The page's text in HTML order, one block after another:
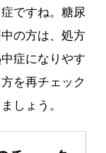
ですね。糖尿
の方は、処方
症になりやす
を再チェック
しょう。